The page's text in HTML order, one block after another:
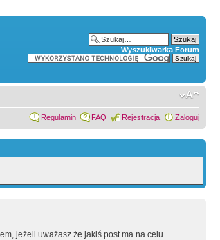
Wyszukiwarka Forum
Regulamin FAQ Rejestracja Zaloguj
jeżeli uważasz że jakiś post ma na celu